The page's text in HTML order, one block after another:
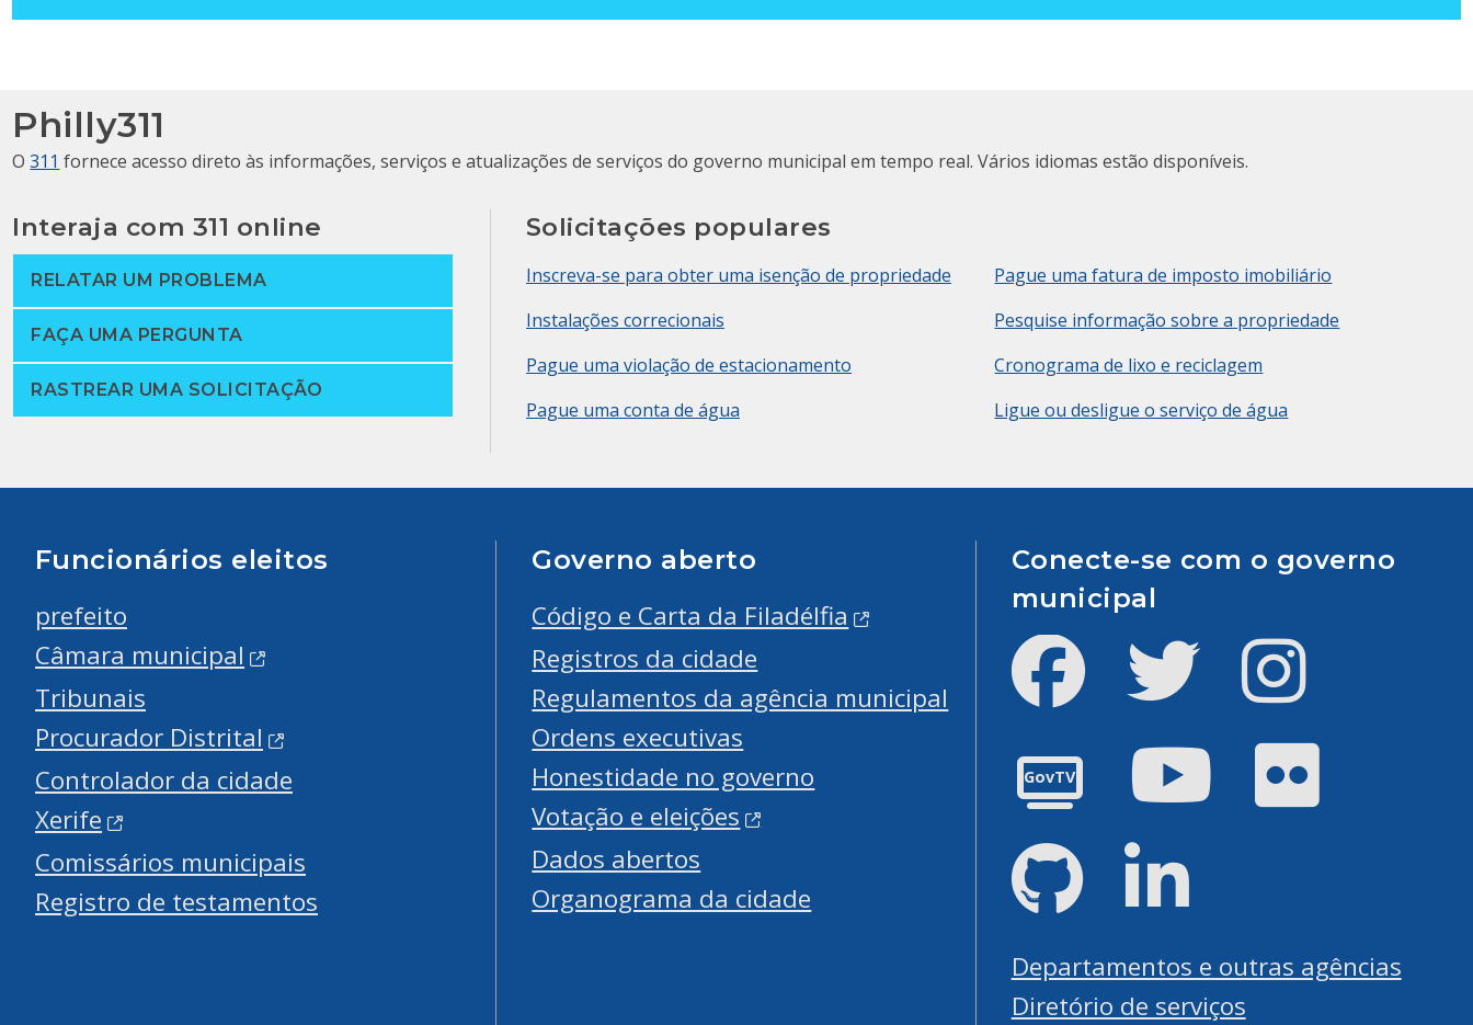
Philly311
O311 fornece acesso direto às informações, serviços e atualizações de serviços do governo municipal em tempo real. Vários idiomas estão disponíveis.
Interaja com 311 online
RELATAR UM PROBLEMA
FAÇA UMA PERGUNTA
RASTREAR UMA SOLICITAÇÃO
Solicitações populares
Inscreva-se para obter uma isenção de propriedade
Instalações correcionais
Pague uma violação de estacionamento
Pague uma conta de água
Pague uma fatura de imposto imobiliário
Pesquise informação sobre a propriedade
Cronograma de lixo e reciclagem
Ligue ou desligue o serviço de água
Funcionários eleitos
prefeito
Câmara municipal
Tribunais
Procurador Distrital
Controlador da cidade
Xerife
Comissários municipais
Registro de testamentos
Governo aberto
Código e Carta da Filadélfia
Registros da cidade
Regulamentos da agência municipal
Ordens executivas
Honestidade no governo
Votação e eleições
Dados abertos
Organograma da cidade
Conecte-se com o governo
municipal
FacebookTwitter Instagram
GovTV
Youtube Flickr
GitHub
Departamentos e outras agências
Diretório de serviços